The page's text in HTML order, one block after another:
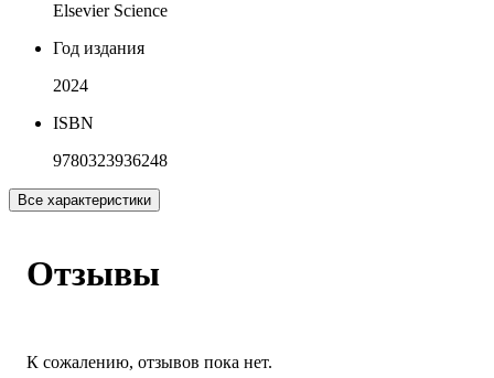
Elsevier Science
Год издания
2024
ISBN
9780323936248
Все характеристики
Отзывы
К сожалению, отзывов пока нет.